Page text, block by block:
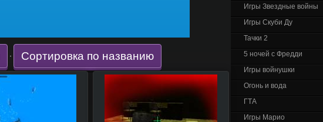
· Сортировка по названию
Игры Звездные войны
Игры Скуби Ду
Тачки 2
5 ночей с Фредди
Игры войнушки
Огонь и вода
ГТА
Игры Марио